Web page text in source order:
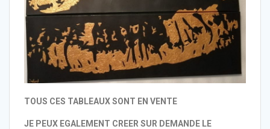
TOUS CES TABLEAUX SONT EN VENTE
JE PEUX EGALEMENT CREER SUR DEMANDE LE